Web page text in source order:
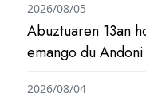
Abuztuaren 13an
emango du
2026/08/05
2026/08/04